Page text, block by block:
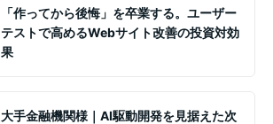
「作ってから後悔」を卒業する。ユーザー
テストで高めるWebサイト改善の投資対効
果
大手金融機関様｜AI駆動開発を見据えた次